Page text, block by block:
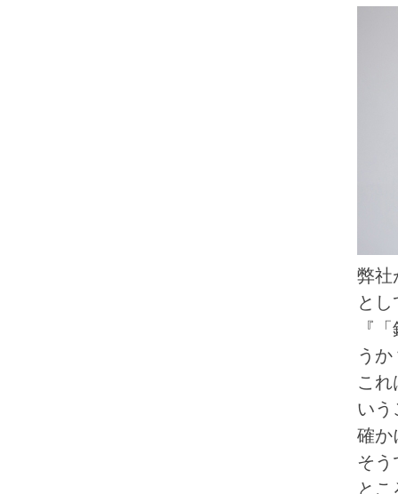
弊社
と
『
うか
こ
いう
確か
そう
と